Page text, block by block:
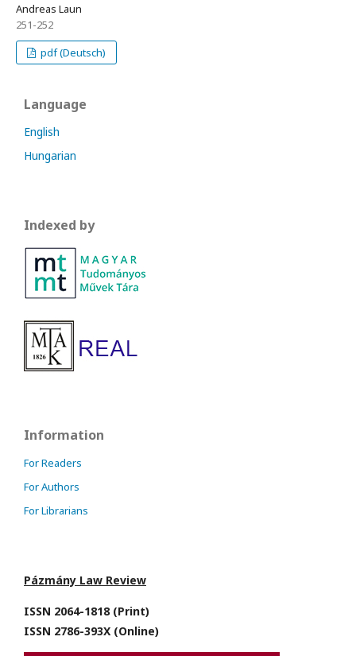
Andreas Laun
251-252
pdf (Deutsch)
Language
English
Hungarian
Indexed by
Information
For Readers
For Authors
For Librarians
Pázmány Law Review
ISSN 2064-1818 (Print)
ISSN 2786-393X (Online)